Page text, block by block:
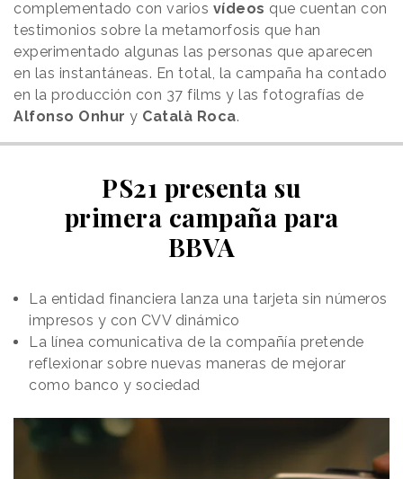
complementado con varios vídeos que cuentan con
testimonios sobre la metamorfosis que han
experimentado algunas las personas que aparecen
en las instantáneas. En total, la campaña ha contado
en la producción con 37 films y las fotografías de
Alfonso Onhur y Català Roca.
PS21 presenta su
primera campaña para
BBVA
La entidad financiera lanza una tarjeta sin números
impresos y con CVV dinámico
La línea comunicativa de la compañía pretende
reflexionar sobre nuevas maneras de mejorar
como banco y sociedad